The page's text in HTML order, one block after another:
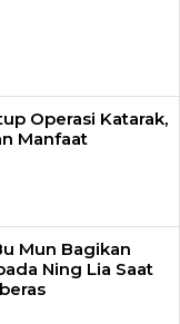
Operasi Katarak,
Manfaat
Mun Bagikan
Ning Lia Saat